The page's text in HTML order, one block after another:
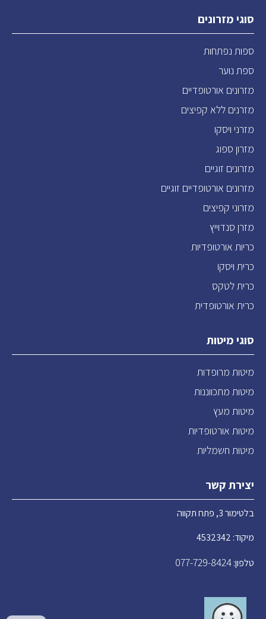
סוגי מזרונים
ספות נפתחות
ספת נוער
מזרונים אורטופדיים
מזרנים ללא קפיצים
מזרני ויסקו
מזרון ספוג
מזרונים זוגיים
מזרונים אורטופדיים זוגיים
מזרוני קפיצים
מזרן סנדוייץ
כריות אורטופדיות
כרית ויסקו
כרית לטקס
כרית אורטופדית
סוגי מיטות
מיטות מרופדות
מיטות מתכווננות
מיטות מעץ
מיטות אורטופדיות
מיטות חשמליות
יצירת קשר
בלטימור 3, פתח תקווה
מיקוד: 4532342
טלפון:077-729-8424